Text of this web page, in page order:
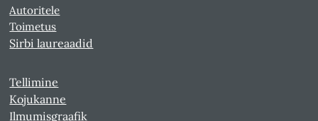
Autoritele
Toimetus
Sirbi laureaadid
Tellimine
Kojukanne
Ilmumisgraafik